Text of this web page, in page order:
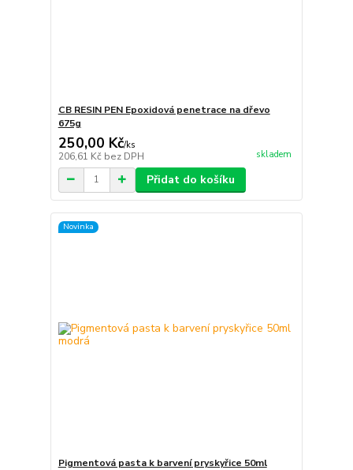
CB RESIN PEN Epoxidová penetrace na dřevo
675g
250,00 Kč/ks
206,61 Kč bez DPH skladem
Přidat do košíku
Novinka
Pigmentová pasta k barvení pryskyřice 50ml